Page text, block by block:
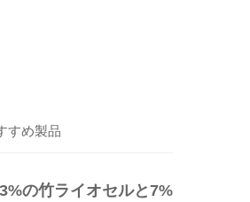
すめ製品
の竹ライオセルと7%